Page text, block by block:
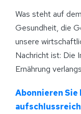
Was steht auf
Gesundheit, die
unsere
Nachricht ist: Die
Ernährung
Abonnieren